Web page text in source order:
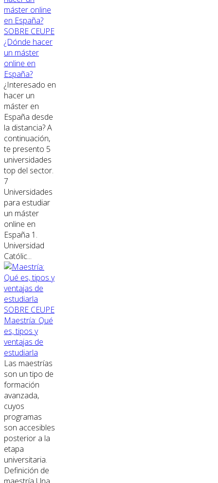
SOBRE CEUPE
¿Dónde hacer
un máster
online en
España?
¿Interesado en
hacer un
máster en
España desde
la distancia? A
continuación,
te presento 5
universidades
top del sector.
7
Universidades
para estudiar
un máster
online en
España 1.
Universidad
Católic...
SOBRE CEUPE
Maestría: Qué
es, tipos y
ventajas de
estudiarla
Las maestrías
son un tipo de
formación
avanzada,
cuyos
programas
son accesibles
posterior a la
etapa
universitaria.
Definición de